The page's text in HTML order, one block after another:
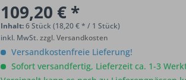
109,20 € *
Inhalt:6 Stück (18,20 € * / 1 Stück)
inkl. MwSt.zzgl. Versandkosten
Versandkostenfreie Lieferung!
Sofort versandfertig, Lieferzeit ca. 1-3